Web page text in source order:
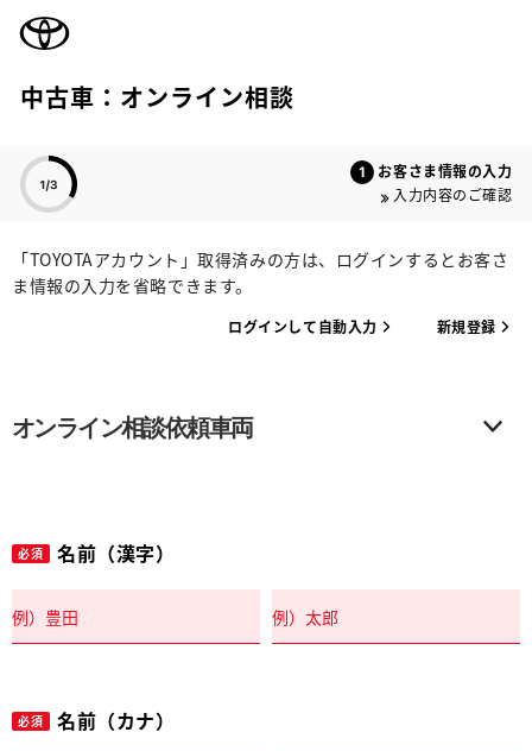
中古車：オンライン相談
お客さま情報の入力
入力内容のご確認
「TOYOTAアカウント」取得済みの方は、ログインするとお客さ
ま情報の入力を省略できます。
ログインして自動入力 新規登録
オンライン相談依頼車両
必須 名前（漢字）
必須 名前（カナ）